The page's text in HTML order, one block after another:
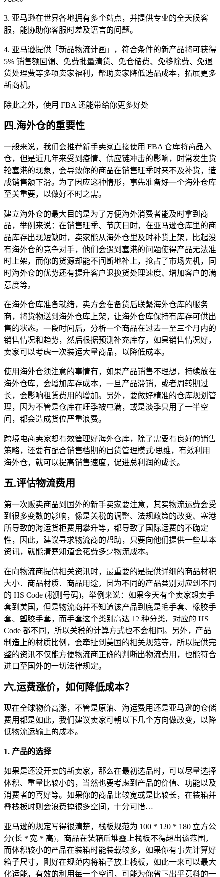
3. 亚马逊在世界各地拥有多个站点，并提供专业的全天候客
服，能协助你客服时差及语言的问题。
4. 亚马逊提供「新品物流计画」，符合条件的新产品将可获得
5% 销售额回馈、免费批量清货、免仓储费、免移除费、免退
货处理费等多项卖家福利，帮助卖家降低选品成本，拓展更多
新商机。
除此之外，使用 FBA 还能带给你更多好处
四.海外仓的重要性
一般来说，我们会推荐新手卖家直接使用 FBA 仓库将商品入
仓，但是近几年来受到疫情、供应链冲击的影响，时常发生货
轮塞港的现象，会导致你的商品在销售旺季时来不及补货，造
成销售额下滑。为了因应这种情形，事先准备好一个海外仓库
至关重要，以做好不时之需。
建立海外仓的最大目的是为了方便海外消费者能及时拿到商
品，举例来说：在销售旺季、节庆日时，在亚马逊仓库里的商
品库存出现短缺时，卖家能从海外仓里及时补货上架，比起没
有海外仓的竞争对手，他们会遇到塞港的问题使得产品无法准
时上架，而你的货源却能不间断地补上，抢占了市场先机，同
时海外仓的优势还有提升客户退换货处理速度、增加客户的满
意度等。
在海外仓库准备就绪，卖方会在备货后联繫海外仓库的服务
商，将货物送到海外仓库上架，让海外仓库保持有库存可供出
售的状态。一段时间后，分析一个商品在过去一至三个月内的
销售情况和趋势，然后根据预测补充库存，如果销售情况好，
卖家可以考虑一次装运大量商品，以降低成本。
使用海外仓须注意的事情有，如果产品销售不理想，持续放在
海外仓库，会增加库存成本，一旦产品滞销，或者周转期过
长，会影响租赁费用的增加。另外，要做好精准的仓库规划管
理，因为不管是仓库在旺季被屯满，或是淡季只用了一半空
间，都会造成货位严重浪费。
跨境电商卖家想有效管理好海外仓库，除了需要有良好的销售
策略，还要有配合销售档期的出货管理模式/思维，有效利用
海外仓，就可以提高销售速度，促进总利润的成长。
五.评估物流费用
第一次贩卖商品到国外的新手卖家要注意，其实物流运费会受
到很多变数的影响，像是关税的调整、法规政策的改变、塞港
所导致的海运货柜费用攀升等，都导致了国际运费的不确定
性，因此，建议寻求物流商的帮助，只要向他们提供一些基本
资讯，就能清楚知道会花费多少物流成本。
在向物流商提供相关资讯时，最重要的是提供详细的商品材积
大小、商品材质、商品用途，因为不同的产品类别对应到不同
的 HS Code (税则号码)，举例来说：如果今天有个卖家想卖手
套到美国，但是物流商并不知道该产品到底是毛手套、橡胶手
套、塑胶手套，而手套这个类别高达 12 种分类，对应的 HS
Code 都不同，所以关税的计算方式也不会相同。另外，产品
制造上的材质比例，会牵扯到美国的相关规范等，所以提供完
整的资讯不仅能方便物流商正确的判断出物流费用，也能符合
进口至国外的一切法律规定。
六.运费涨价，如何降低成本？
现在全球物价高涨，不管是原油、海运费用还是亚马逊的仓储
费用都是如此，我们建议卖家可朝以下几个方向做改变，以降
低物流运输上的成本。
1. 产品的选择
如果是还没开卖的新卖家，那么在最初选品时，可以尽量选择
体积、重量比较小的，当然也要考虑到产品的价值、功能以及
消费者的喜好等。如果你的商品比较宽或是比较长，在装箱并
叠栈板时则会浪费掉很多空间，十分可惜…
亚马逊的规定写得很清楚，栈板规范为 100 * 120 * 180 立方公
分(长 * 宽 * 高)，商品在装箱后堆叠上栈板不得超出该范围，
而体积较小的产品在装箱时能装载较多，如果你有事先计算好
箱子尺寸，刚好在规范内将箱子放上栈板，如此一来可以最大
化运能，有效的利用每一个空间，可能为你省下出乎意料的一